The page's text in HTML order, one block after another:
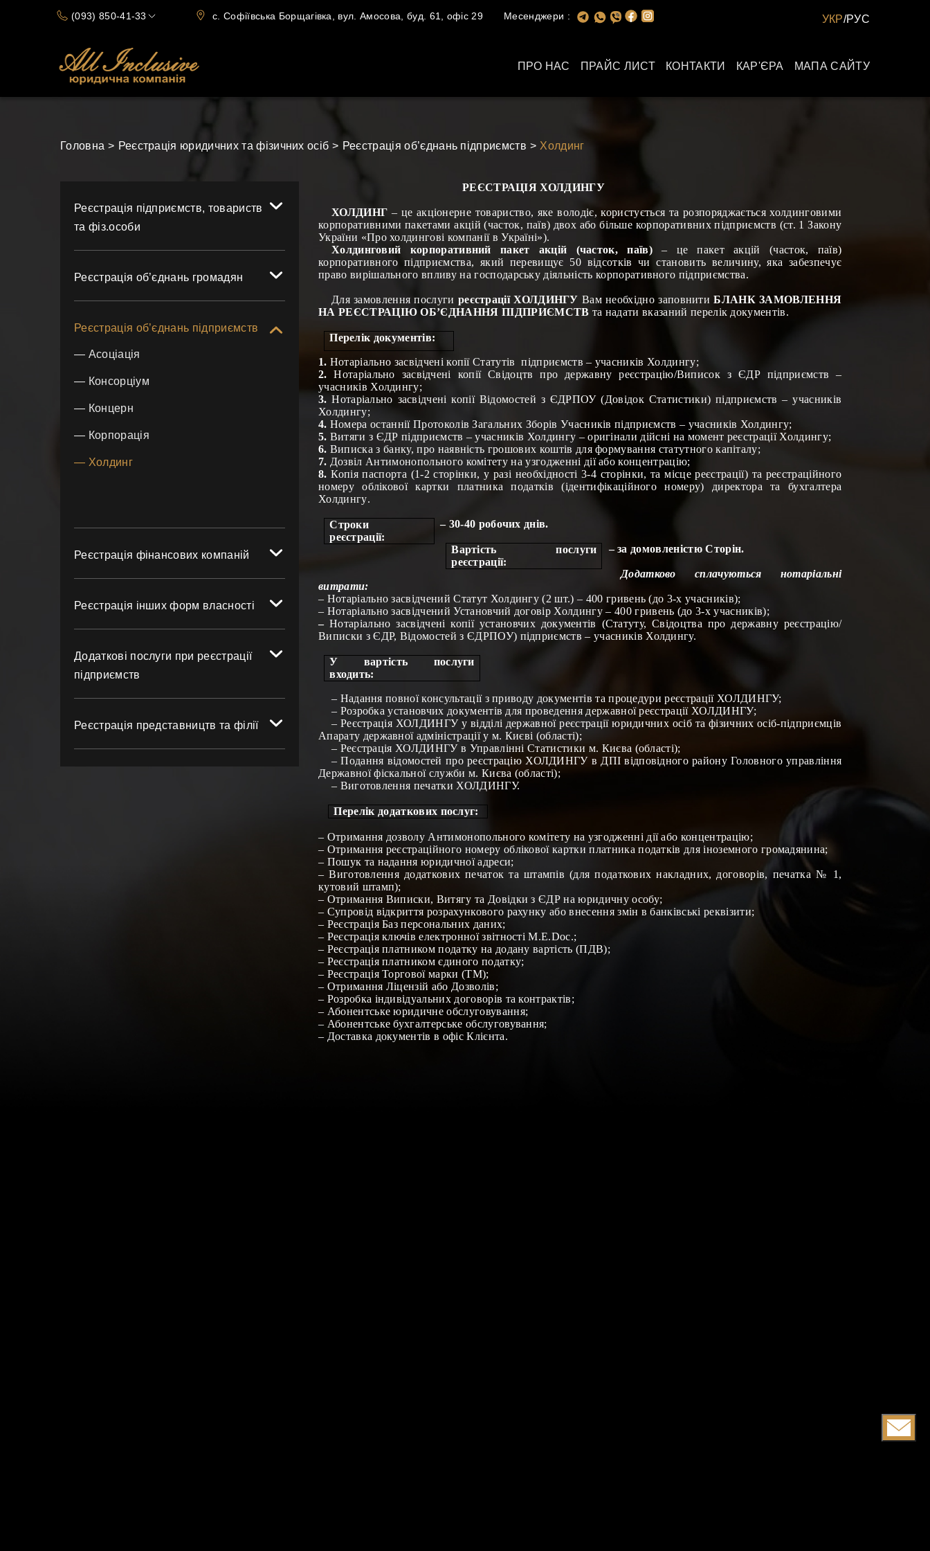
(093) 850-41-33
c. Софіївська Борщагівка, вул. Амосова, буд. 61, офіс 29 Месенджери : УКР/РУС
ПРО НАС ПРАЙС ЛИСТ КОНТАКТИ КАР'ЄРА МАПА САЙТУ
Головна Реєстрація юридичних та фізичних осіб Реєстрація об’єднань підприємств Холдинг
Реєстрація підприємств, товариств
та фіз.особи
Реєстрація об’єднань громадян
Реєстрація об’єднань підприємств
— Асоціація
— Консорціум
— Концерн
— Корпорація
— Холдинг
Реєстрація фінансових компаній
Реєстрація інших форм власності
Додаткові послуги при реєстрації
підприємств
Реєстрація представництв та філії
РЕЄСТРАЦІЯ ХОЛДИНГУ
ХОЛДИНГ – це акціонерне товариство, яке володіє, користується та розпоряджається холдинговими
корпоративними пакетами акцій (часток, паїв) двох або більше корпоративних підприємств (ст. 1 Закону
України «Про холдингові компанії в Україні»).
Холдинговий корпоративний пакет акцій (часток, паїв)– це пакет акцій (часток, паїв)
корпоративного підприємства, який перевищує 50 відсотків чи становить величину, яка забезпечує
право вирішального впливу на господарську діяльність корпоративного підприємства.
Для замовлення послуги реєстрації ХОЛДИНГУВам необхідно заповнитиБЛАНК ЗАМОВЛЕННЯ
НА РЕЄСТРАЦІЮ ОБ’ЄДНАННЯ ПІДПРИЄМСТВ та надати вказаний перелік документів.
Перелік документів:
1. Нотаріально засвідчені копії Статутів підприємств – учасників Холдингу;
2. Нотаріально засвідчені копії Свідоцтв про державну реєстрацію/Виписок з ЄДР підприємств –
учасників Холдингу;
3. Нотаріально засвідчені копії Відомостей з ЄДРПОУ (Довідок Статистики)підприємств – учасників
Холдингу;
4. Номера останнії Протоколів Загальних Зборів Учасниківпідприємств – учасників Холдингу;
5. Витяги з ЄДР підприємств – учасників Холдингу – оригінали дійсні на момент реєстрації Холдингу;
6. Виписка з банку, про наявність грошових коштів для формування статутного капіталу;
7. Дозвіл Антимонопольного комітету на узгодженні дії або концентрацію;
8. Копія паспорта (1-2 сторінки, у разі необхідності 3-4 сторінки, та місце реєстрації) та реєстраційного
номеру облікової картки платника податків(ідентифікаційного номеру) директора та бухгалтера
Холдингу.
Строки
реєстрації:
– 30-40 робочих днів.
Вартість послуги
реєстрації:
– за домовленістю Сторін.
Додатково сплачуються нотаріальні
витрати:
– Нотаріально засвідчений Статут Холдингу(2 шт.) – 400 гривень (до 3-х учасників);
– Нотаріально засвідчений Установчий договір Холдингу– 400 гривень (до 3-х учасників);
–Нотаріально засвідчені копії установчих документів (Статуту, Свідоцтва про державну реєстрацію/
Виписки з ЄДР, Відомостей з ЄДРПОУ) підприємств – учасників Холдингу.
У вартість послуги
входить:
– Надання повної консультації з приводу документів та процедури реєстрації ХОЛДИНГУ;
– Розробка установчих документів для проведення державної реєстрації ХОЛДИНГУ;
– Реєстрація ХОЛДИНГУ у відділі державної реєстрації юридичних осіб та фізичних осіб-підприємців
Апарату державної адміністрації у м. Києві (області);
– Реєстрація ХОЛДИНГУ в Управлінні Статистики м. Києва (області);
– Подання відомостей про реєстрацію ХОЛДИНГУ в ДПІ відповідного району Головного управління
Державної фіскальної служби м. Києва (області);
– Виготовлення печатки ХОЛДИНГУ.
Перелік додаткових послуг:
– Отримання дозволу Антимонопольного комітету на узгодженні дії або концентрацію;
– Отримання реєстраційного номеру облікової картки платника податків для іноземного громадянина;
– Пошук та надання юридичної адреси;
–Виготовлення додаткових печаток та штампів (для податкових накладних, договорів, печатка № 1,
кутовий штамп);
– Отримання Виписки, Витягу та Довідки з ЄДР на юридичну особу;
– Супровід відкриття розрахункового рахунку або внесення змін в банківські реквізити;
– Реєстрація Баз персональних даних;
– Реєстрація ключів електронної звітності М.Е.Doc.;
– Реєстрація платником податку на додану вартість (ПДВ);
– Реєстрація платником єдиного податку;
– Реєстрація Торгової марки (ТМ);
– Отримання Ліцензій або Дозволів;
– Розробка індивідуальних договорів та контрактів;
– Абонентське юридичне обслуговування;
– Абонентське бухгалтерське обслуговування;
– Доставка документів в офіс Клієнта.